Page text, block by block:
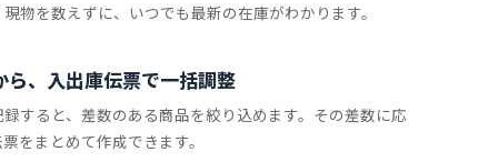
物を数えずに、いつでも最新の在庫がわかります。
ら、入出庫伝票で一括調整
すると、差数のある商品を絞り込めます。その差数に応
をまとめて作成できます。